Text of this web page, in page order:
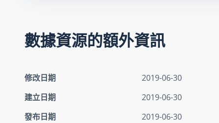
數據資源的額外資訊
修改日期
2019-06-30
建立日期
2019-06-30
發布日期
2019-06-30